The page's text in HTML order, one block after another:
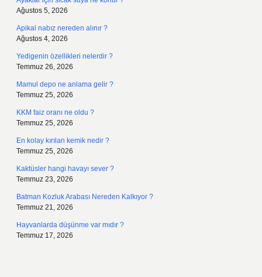
Ağustos 5, 2026
Apikal nabız nereden alınır ?
Ağustos 4, 2026
Yedigenin özellikleri nelerdir ?
Temmuz 26, 2026
Mamul depo ne anlama gelir ?
Temmuz 25, 2026
KKM faiz oranı ne oldu ?
Temmuz 25, 2026
En kolay kırılan kemik nedir ?
Temmuz 25, 2026
Kaktüsler hangi havayı sever ?
Temmuz 23, 2026
Batman Kozluk Arabası Nereden Kalkıyor ?
Temmuz 21, 2026
Hayvanlarda düşünme var mıdır ?
Temmuz 17, 2026